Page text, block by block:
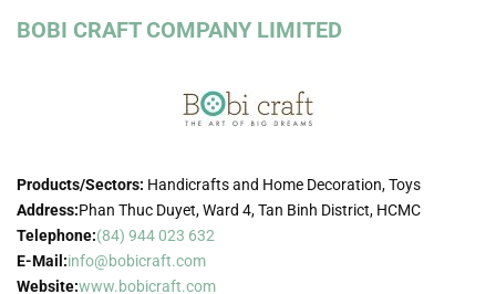
BOBI CRAFT COMPANY LIMITED
Products/Sectors: Handicrafts and Home Decoration, Toys
Address:Phan Thuc Duyet, Ward 4, Tan Binh District, HCMC
Telephone:(84) 944 023 632
E-Mail:info@bobicraft.com
Website:www.bobicraft.com